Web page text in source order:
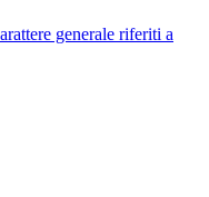
generale riferiti a